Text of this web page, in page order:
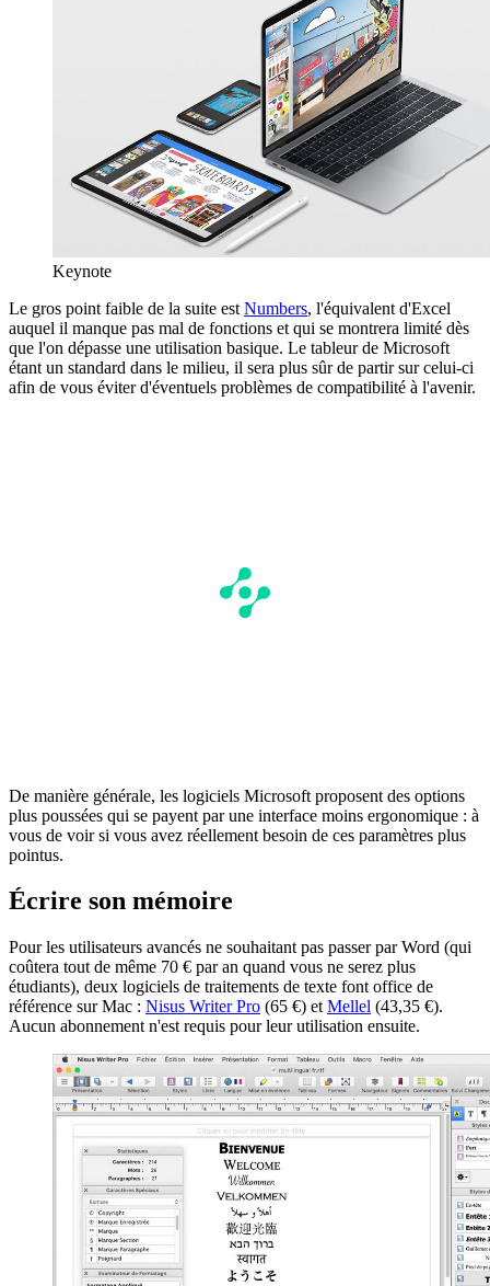
Keynote
Le gros point faible de la suite est Numbers, l'équivalent d'Excel
auquel il manque pas mal de fonctions et qui se montrera limité dès
que l'on dépasse une utilisation basique. Le tableur de Microsoft
étant un standard dans le milieu, il sera plus sûr de partir sur celui-ci
afin de vous éviter d'éventuels problèmes de compatibilité à l'avenir.
De manière générale, les logiciels Microsoft proposent des options
plus poussées qui se payent par une interface moins ergonomique : à
vous de voir si vous avez réellement besoin de ces paramètres plus
pointus.
Écrire son mémoire
Pour les utilisateurs avancés ne souhaitant pas passer par Word (qui
coûtera tout de même 70 € par an quand vous ne serez plus
étudiants), deux logiciels de traitements de texte font office de
référence sur Mac : Nisus Writer Pro (65 €) et Mellel (43,35 €).
Aucun abonnement n'est requis pour leur utilisation ensuite.